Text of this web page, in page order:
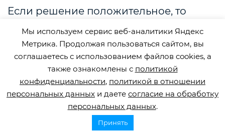
Если решение положительное, то
опекуну выдается акт и удостоверение
опекуна.
В случае, если лицу, нуждающемуся в
установлении опеки, не назначен
опекун в течение месяца, исполнение
обязанностей опекуна временно
возлагается на орган опеки и
Мы используем сервис веб-аналитики Яндекс
Метрика. Продолжая пользоваться сайтом, вы
соглашаетесь с использованием файлов cookies, а
также ознакомлены с политикой
конфиденциальности, политикой в отношении
персональных данных и даете согласие на обработку
персональных данных.
Принять